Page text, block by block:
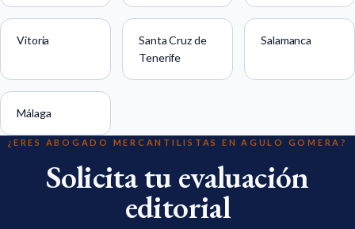
Vitoria
Santa Cruz de
Tenerife
Salamanca
Málaga
¿ERES ABOGADO MERCANTILISTAS EN AGULO GOMERA?
Solicita tu evaluación
editorial